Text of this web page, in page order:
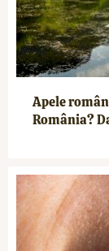
Apele
România?